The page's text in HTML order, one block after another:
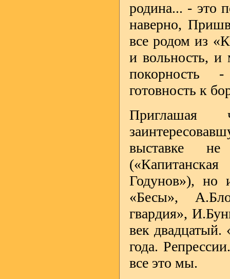
родина... - это
наверно,
все родом из
и вольность, и
покорность -
готовность к
Приглашая
выставке не
Годунов»), но
«Бесы»,
гвардия»,
век двадцатый.
года.
все это мы.